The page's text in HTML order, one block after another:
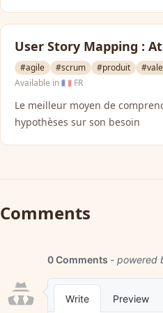
User Story Mapping :
#agile #scrum #produit
Available in🇫🇷 FR
Le meilleur moyen de
hypothèses sur son besoin
Comments